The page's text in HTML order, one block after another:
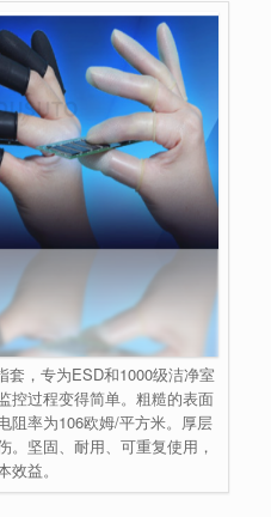
套，专为ESD和1000级洁净室
控过程变得简单。粗糙的表面
阻率为106欧姆/平方米。厚层
。坚固、耐用、可重复使用，
效益。